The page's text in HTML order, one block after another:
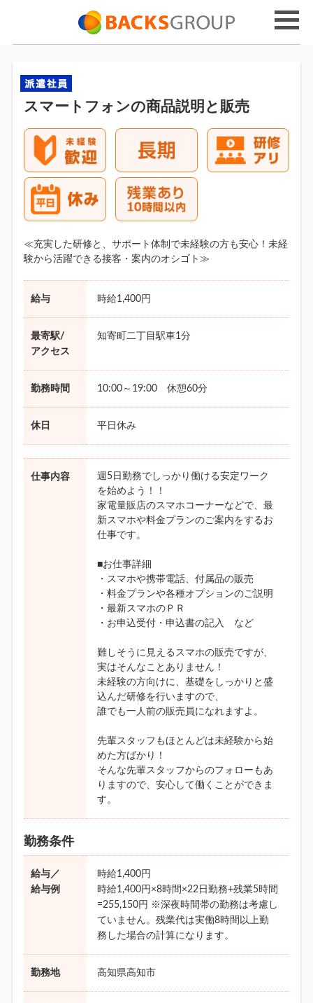
スマートフォンの商品説明と販売
≪充実した研修と、サポート体制で未経験の方も安心！未経
験から活躍できる接客・案内のオシゴト≫
給与 時給1,400円
最寄駅/
アクセス
知寄町二丁目駅車1分
勤務時間 10:00～19:00 休憩60分
休日 平日休み
仕事内容
週5日勤務でしっかり働ける安定ワーク
を始めよう！！
家電量販店のスマホコーナーなどで、最
新スマホや料金プランのご案内をするお
仕事です。
■お仕事詳細
・スマホや携帯電話、付属品の販売
・料金プランや各種オプションのご説明
・最新スマホのＰＲ
・お申込受付・申込書の記入 など
難しそうに見えるスマホの販売ですが、
実はそんなことありません！
未経験の方向けに、基礎をしっかりと盛
込んだ研修を行いますので、
誰でも一人前の販売員になれますよ。
先輩スタッフもほとんどは未経験から始
めた方ばかり！
そんな先輩スタッフからのフォローもあ
りますので、安心して働くことができま
す。
勤務条件
給与／
給与例
時給1,400円
時給1,400円×8時間×22日勤務+残業5時間
=255,150円 ※深夜時間帯の勤務は考慮し
ていません。残業代は実働8時間以上勤
務した場合の計算になります。
勤務地 高知県高知市